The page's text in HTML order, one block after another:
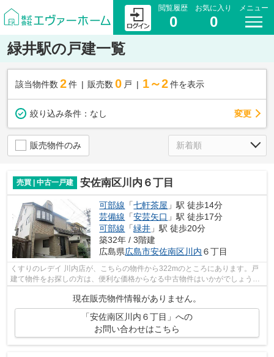
閲覧履歴
0
お気に入り
0
メニュー
緑井駅の戸建一覧
該当物件数 2件 販売数 0 戸 1～2 件を表示
絞り込み条件： なし 変更
販売物件のみ
売買 | 中古一戸建 安佐南区川内６丁目
可部線 「七軒茶屋 」駅 徒歩14分
芸備線 「安芸矢口 」駅 徒歩17分
可部線 「緑井 」駅 徒歩20分
築32年 / 3階建
広島県広島市安佐南区川内 ６丁目
くすりのレデイ 川内店が、こちらの物件から322mのところにあります。戸
建て物件をお探しの方は、便利な価格からなる中古物件はいかがでしょう
か。駅まで徒歩14分の場所にある物件です...
現在販売物件情報がありません。
「安佐南区川内６丁目」への
お問い合わせはこちら